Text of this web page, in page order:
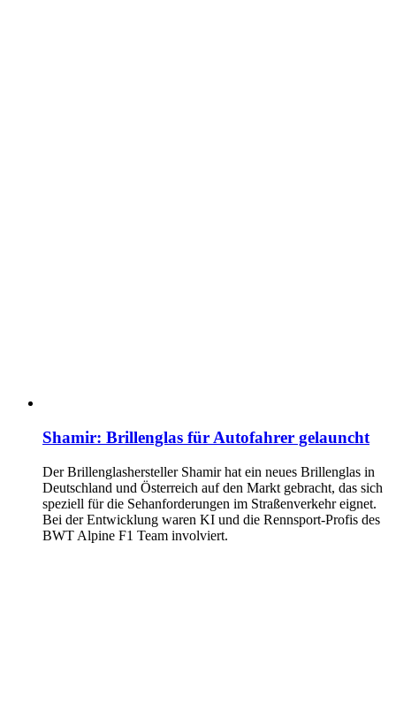
Shamir: Brillenglas für Autofahrer gelauncht
Der Brillenglashersteller Shamir hat ein neues Brillenglas in
Deutschland und Österreich auf den Markt gebracht, das sich
speziell für die Sehanforderungen im Straßenverkehr eignet.
Bei der Entwicklung waren KI und die Rennsport-Profis des
BWT Alpine F1 Team involviert.